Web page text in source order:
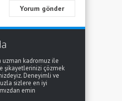
uzman kadromuz ile
şikayetlerinizi çözmek
Deneyimli ve
sizlere en iyi
emin